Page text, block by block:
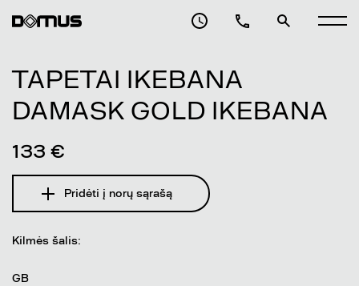
TAPETAI IKEBANA
DAMASK GOLD IKEBANA
133 €
Pridėti į norų sąrašą
Kilmės šalis:
GB